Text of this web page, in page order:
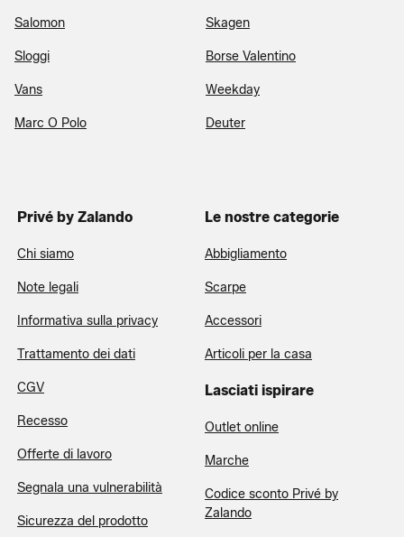
Salomon Skagen
Sloggi Borse Valentino
Vans Weekday
Marc O Polo Deuter
Privé by Zalando
Chi siamo
Note legali
Informativa sulla privacy
Trattamento dei dati
CGV
Recesso
Offerte di lavoro
Segnala una vulnerabilità
Sicurezza del prodotto
Le nostre categorie
Abbigliamento
Scarpe
Accessori
Articoli per la casa
Lasciati ispirare
Outlet online
Marche
Codice sconto Privé by
Zalando